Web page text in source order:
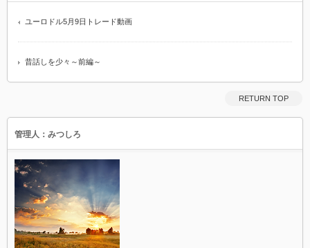
ユーロドル5月9日トレード動画
昔話しを少々～前編～
RETURN TOP
管理人：みつしろ